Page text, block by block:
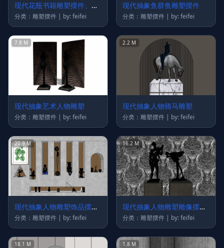
现代花瓶书籍雕塑摆件、木
偶、熏香、眼镜 分类：雕塑摆件 | by: feifei
现代抽象鱼群鱼雕塑摆件
分类：雕塑摆件 | by: feifei
7.8 M
现代抽象艺术人物雕塑
分类：雕塑摆件 | by: feifei
2.2 M
现代抽象人物骑马雕塑
分类：雕塑摆件 | by: feifei
20.9 M
现代抽象人物雕塑饰品摆件
饰画挂画墙饰
分类：雕塑摆件 | by: feifei
16.2 M
现代抽象人物雕塑雕像摆件
摆台
分类：雕塑摆件 | by: feifei
18.1 M 1.8 M